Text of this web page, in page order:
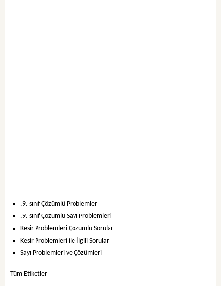
.9. sınıf Çözümlü Problemler
.9. sınıf Çözümlü Sayı Problemleri
Kesir Problemleri Çözümlü Sorular
Kesir Problemleri ile İlgili Sorular
Sayı Problemleri ve Çözümleri
Tüm Etiketler